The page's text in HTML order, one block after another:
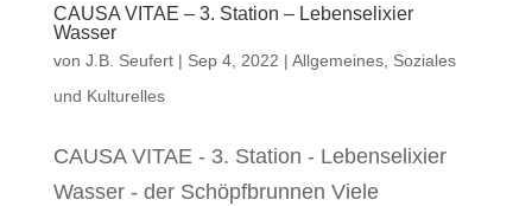
CAUSA VITAE – 3. Station – Lebenselixier
Wasser
von J.B. Seufert| Sep 4, 2022 | Allgemeines, Soziales
und Kulturelles
CAUSA VITAE - 3. Station - Lebenselixier
Wasser - der Schöpfbrunnen Viele